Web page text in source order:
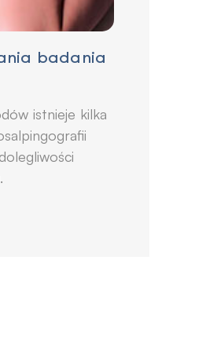
badania
istnieje kilka